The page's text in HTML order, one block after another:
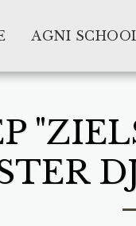
AGNI